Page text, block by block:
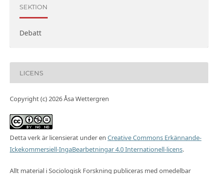
SEKTION
Debatt
LICENS
Copyright (c) 2026 Åsa Wettergren
Detta verk är licensierat under en Creative Commons Erkännande-
Ickekommersiell-IngaBearbetningar 4.0 Internationell-licens.
Allt material i Sociologisk Forskning publiceras med omedelbar